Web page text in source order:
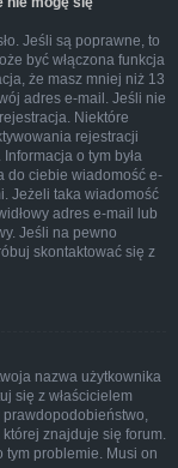
Jeśli są poprawne, to
być włączona funkcja
że masz mniej niż 13
adres e-mail. Jeśli nie
Niektóre
rejestracji
o tym była
do ciebie wiadomość e-
Jeżeli taka wiadomość
adres e-mail lub
Jeśli na pewno
skontaktować się z
nazwa użytkownika
się z właścicielem
prawdopodobieństwo,
znajduje się forum.
tym problemie. Musi on